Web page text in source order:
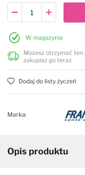
W magazynie
Możesz otrzymać
zakupisz go teraz
Dodaj do listy życzeń
Marka:
Opis produktu